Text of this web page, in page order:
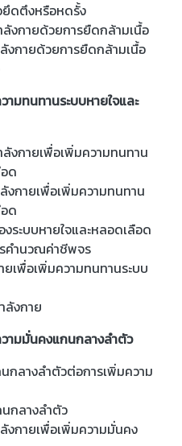
ยึดตึงหรือหดรั้ง
ลังกายด้วยการยืดกล้ามเนื้อ
งกายด้วยการยืดกล้ามเนื้อ
มทนทานระบบหายใจและ
งกายเพื่อเพิ่มความทนทาน
ด
งกายเพื่อเพิ่มความทนทาน
ด
งระบบหายใจและหลอดเลือด
คำนวณค่าชีพจร
เพื่อเพิ่มความทนทานระบบ
ลังกาย
ามมั่นคงแกนกลางลำตัว
กลางลำตัวต่อการเพิ่มความ
กลางลำตัว
งกายเพื่อเพิ่มความมั่นคง